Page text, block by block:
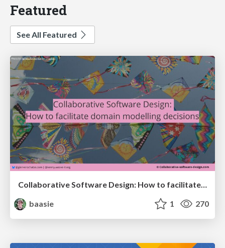
Featured
See All Featured
Collaborative Software Design: How to facilitate domain modelling decisions
baasie
1 270